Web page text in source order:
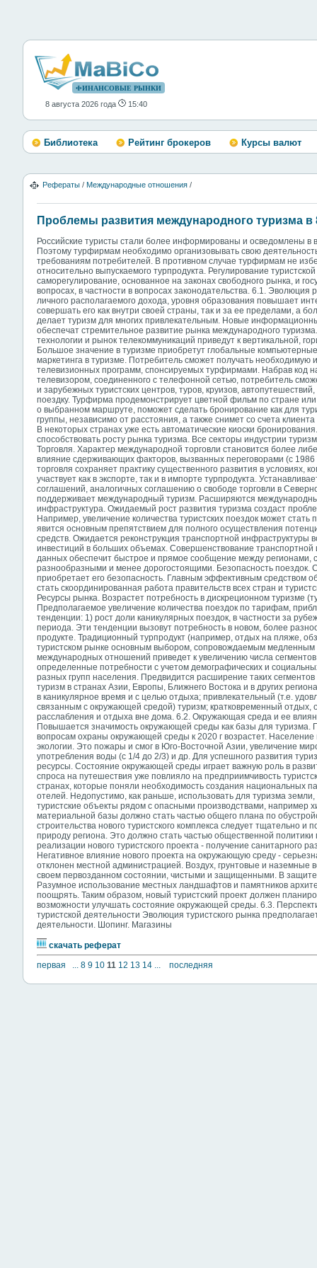
ФИНАНСОВЫЕ РЫНКИ
8 августа 2026 года 15:40
Библиотека Рейтинг брокеров Курсы валют
Рефераты / Международные отношения /
Проблемы развития международного туризма в
Российские туристы стали более информированы и осведомлены в
Поэтому турфирмам необходимо организовывать свою
требованиям потребителей. В противном случае турфирмам не
относительно выпускаемого турпродукта. Регулирование
саморегулирование, основанное на законах свободного рынка, и
вопросах, в частности в вопросах законодательства. 6.1.
личного располагаемого дохода, уровня образования повышает
совершать его как внутри своей страны, так и за ее пределами, а
делает туризм для многих привлекательным. Новые
обеспечат стремительное развитие рынка международного
технологии и рынок телекоммуникаций приведут к вертикальной,
Большое значение в туризме приобретут глобальные
маркетинга в туризме. Потребитель сможет получать
телевизионных программ, спонсируемых турфирмами. Набрав код
телевизором, соединенного с телефонной сетью, потребитель
и зарубежных туристских центров, туров, круизов,
поездку. Турфирма продемонстрирует цветной фильм по стране
о выбранном маршруте, поможет сделать бронирование как для
группы, независимо от расстояния, а также снимет со счета
В некоторых странах уже есть автоматические киоски
способствовать росту рынка туризма. Все секторы индустрии
Торговля. Характер международной торговли становится более
влияние сдерживающих факторов, вызванных переговорами (с 1986
торговля сохраняет практику существенного развития в условиях,
участвует как в экспорте, так и в импорте турпродукта.
соглашений, аналогичных соглашению о свободе торговли в
поддерживает международный туризм. Расширяются
инфраструктура. Ожидаемый рост развития туризма создаст
Например, увеличение количества туристских поездок может стать
явится основным препятствием для полного осуществления
средств. Ожидается реконструкция транспортной инфраструктуры
инвестиций в больших объемах. Совершенствование
данных обеспечит быстрое и прямое сообщение между регионами,
разнообразными и менее дорогостоящими. Безопасность поездок.
приобретает его безопасность. Главным эффективным средством
стать скоординированная работа правительств всех стран и
Ресурсы рынка. Возрастет потребность в дискреционном туризме
Предполагаемое увеличение количества поездок по тарифам,
тенденции: 1) рост доли каникулярных поездок, в частности за
периода. Эти тенденции вызовут потребность в новом, более
продукте. Традиционный турпродукт (например, отдых на пляже,
туристском рынке основным выбором, сопровождаемым медленным
международных отношений приведет к увеличению числа
определенные потребности с учетом демографических и
разных групп населения. Предвидится расширение таких сегментов
туризм в странах Азии, Европы, Ближнего Востока и в других
в каникулярное время и с целью отдыха; привлекательный (т.е.
связанным с окружающей средой) туризм; кратковременный отдых,
расслабления и отдыха вне дома. 6.2. Окружающая среда и ее
Повышается значимость окружающей среды как базы для туризма.
вопросам охраны окружающей среды к 2020 г возрастет.
экологии. Это пожары и смог в Юго-Восточной Азии, увеличение
употребления воды (с 1/4 до 2/3) и др. Для успешного развития
ресурсы. Состояние окружающей среды играет важную роль в
спроса на путешествия уже повлияло на предприимчивость
странах, которые поняли необходимость создания национальных
отелей. Недопустимо, как раньше, использовать для туризма
туристские объекты рядом с опасными производствами, например
материальной базы должно стать частью общего плана по
строительства нового туристского комплекса следует тщательно и
природу региона. Это должно стать частью общественной
реализации нового туристского проекта - получение санитарного
Негативное влияние нового проекта на окружающую среду -
отклонен местной администрацией. Воздух, грунтовые и наземные
своем первозданном состоянии, чистыми и защищенными. В
Разумное использование местных ландшафтов и памятников
поощрять. Таким образом, новый туристский проект должен
возможности улучшать состояние окружающей среды. 6.3.
туристской деятельности Эволюция туристского рынка
деятельности. Шопинг. Магазины
скачать реферат
первая
... 8 9 10 11 12 13 14 ... последняя